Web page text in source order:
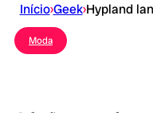
Início›Geek›Hypland
Moda